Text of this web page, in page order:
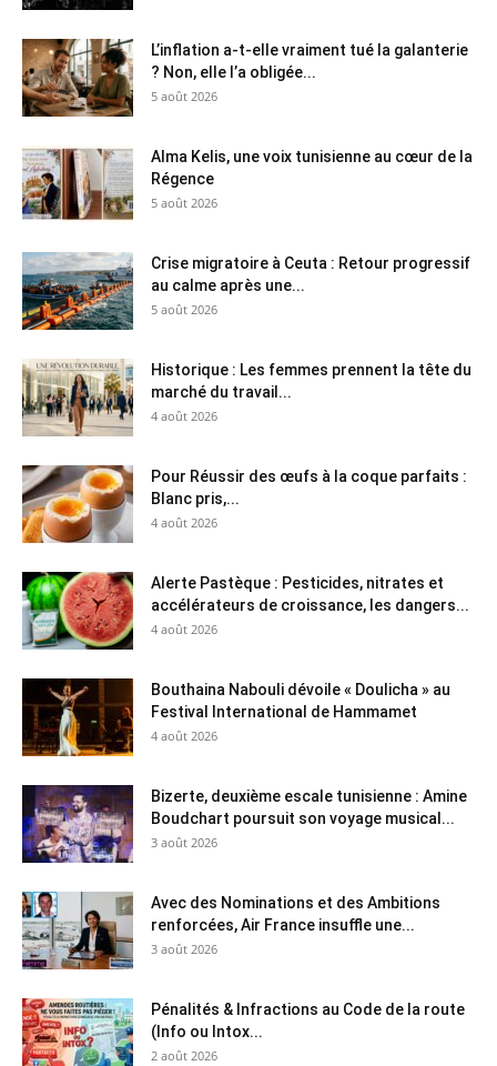
L’inflation a-t-elle vraiment tué la galanterie
? Non, elle l’a obligée...
5 août 2026
Alma Kelis, une voix tunisienne au cœur de la
Régence
5 août 2026
Crise migratoire à Ceuta : Retour progressif
au calme après une...
5 août 2026
Historique : Les femmes prennent la tête du
marché du travail...
4 août 2026
Pour Réussir des œufs à la coque parfaits :
Blanc pris,...
4 août 2026
Alerte Pastèque : Pesticides, nitrates et
accélérateurs de croissance, les dangers...
4 août 2026
Bouthaina Nabouli dévoile « Doulicha » au
Festival International de Hammamet
4 août 2026
Bizerte, deuxième escale tunisienne : Amine
Boudchart poursuit son voyage musical...
3 août 2026
Avec des Nominations et des Ambitions
renforcées, Air France insuffle une...
3 août 2026
Pénalités & Infractions au Code de la route
(Info ou Intox...
2 août 2026